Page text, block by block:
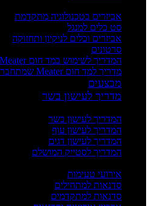
אביזרים בטכנולוגיה מתקדמת
סט כלים למנגל
אביזרים וכלים לניקיון ותחזוקה
סרטונים
המדריך לשימוש במד חום Meater
מדריך למד חום Meater שמתחבר למעשנה Traeger
מבצעים
מדריך לעישון בשר
המדריך לעישון בשר
המדריך לעישון עוף
המדריך לעישון דגים
המדריך לסטייק המושלם
אירועי טעימות
סדנאות למתחילים
סדנאות למתקדמים